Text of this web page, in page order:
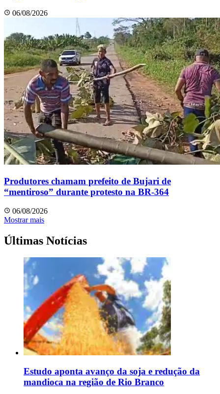
06/08/2026
Produtores chamam prefeito de Bujari de
“mentiroso” durante protesto na BR-364
06/08/2026
Mostrar mais
Últimas Notícias
Estudo aponta avanço da soja e redução da
mandioca na região de Rio Branco